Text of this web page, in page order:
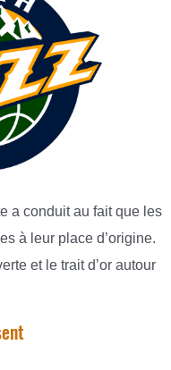
a conduit au fait que les
à leur place d’origine.
et le trait d’or autour